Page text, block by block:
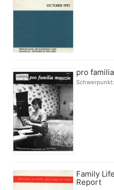
pro
Family
Report